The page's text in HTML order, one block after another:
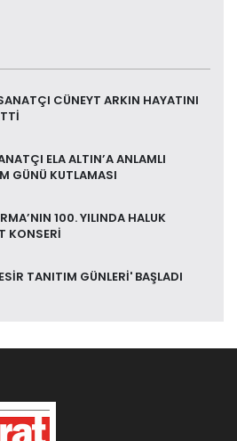
CÜNEYT ARKIN HAYATINI
ELA ALTIN’A ANLAMLI
GÜNÜ KUTLAMASI
100. YILINDA HALUK
KONSERİ
TANITIM GÜNLERİ' BAŞLADI